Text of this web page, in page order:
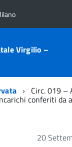
Virgilio –
Circ. 019 –
conferiti da
20